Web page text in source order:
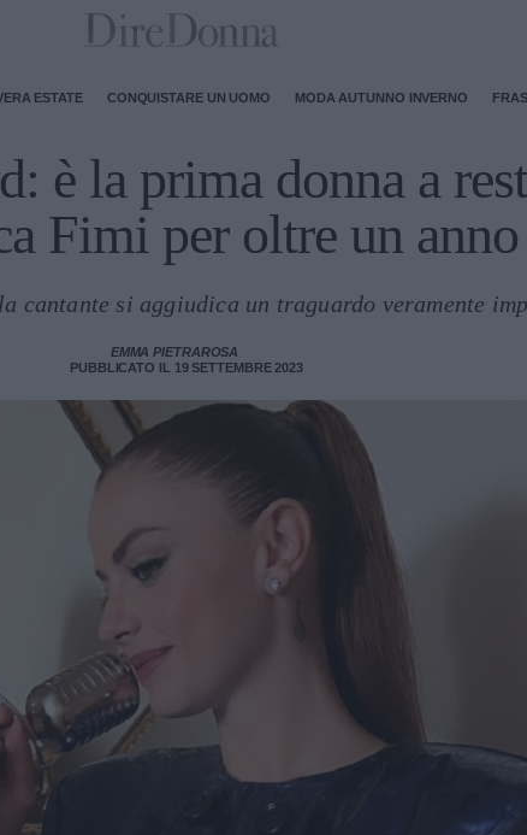
ESTATE CONQUISTARE UN UOMO MODA AUTUNNO INVERNO
è la prima donna a
Fimi per oltre un anno
cantante si aggiudica un traguardo veramente
EMMA PIETRAROSA
PUBBLICATO IL 19 SETTEMBRE 2023